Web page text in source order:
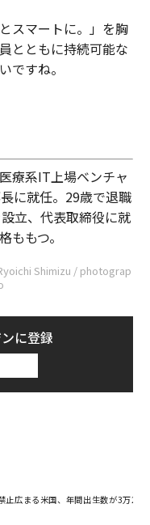
スマートに。」を胸
とともに持続可能な
ですね。
療系IT上場ベンチャ
に就任。29歳で退職
立、代表取締役に就
ももつ。
Shimizu / photograp
に登録
止広まる米国、年間出生数が3万